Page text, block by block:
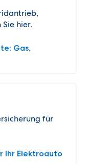
hier.
Gas,
für
Ihr Elektroauto